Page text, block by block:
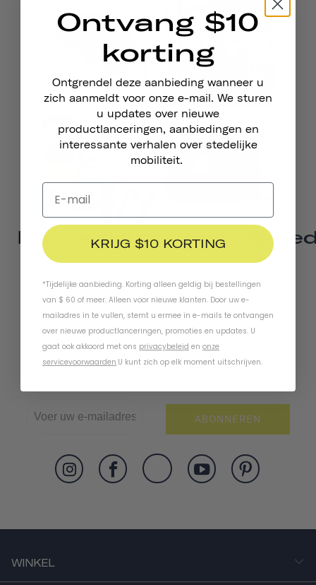
Blijf In Contact
ABONNEREN
WINKEL
Ontvang $10
korting
Ontgrendel deze aanbieding wanneer u
zich aanmeldt voor onze e-mail. We sturen
u updates over nieuwe
productlanceringen, aanbiedingen en
interessante verhalen over stedelijke
mobiliteit.
KRIJG $10 KORTING
*Tijdelijke aanbieding. Korting alleen geldig bij bestellingen
van $ 60 of meer. Alleen voor nieuwe klanten. Door uw e-
mailadres in te vullen, stemt u ermee in e-mails te ontvangen
over nieuwe productlanceringen, promoties en updates. U
gaat ook akkoord met ons privacybeleid en onze
servicevoorwaarden.U kunt zich op elk moment uitschrijven.